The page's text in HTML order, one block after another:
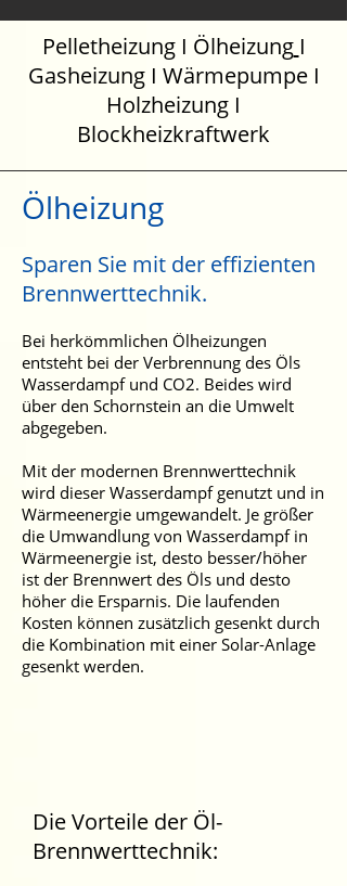
Pelletheizung I Ölheizung I
Gasheizung I Wärmepumpe I
Holzheizung I
Blockheizkraftwerk
Ölheizung
Sparen Sie mit der effizienten
Brennwerttechnik.
Bei herkömmlichen Ölheizungen
entsteht bei der Verbrennung des Öls
Wasserdampf und CO2. Beides wird
über den Schornstein an die Umwelt
abgegeben.
Mit der modernen Brennwerttechnik
wird dieser Wasserdampf genutzt und in
Wärmeenergie umgewandelt. Je größer
die Umwandlung von Wasserdampf in
Wärmeenergie ist, desto besser/höher
ist der Brennwert des Öls und desto
höher die Ersparnis. Die laufenden
Kosten können zusätzlich gesenkt durch
die Kombination mit einer Solar-Anlage
gesenkt werden.
Die Vorteile der Öl-
Brennwerttechnik: